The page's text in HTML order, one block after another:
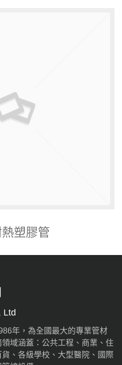
塑膠管
Ltd
年，為全國最大的專業管材
域涵蓋：公共工程、商業、住
、各級學校、大型醫院、國際